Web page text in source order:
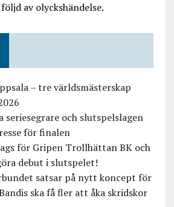
av olyckshändelse.
– tre världsmästerskap
seriesegrare och slutspelslagen
för finalen
för Gripen Trollhättan BK och
debut i slutspelet!
satsar på nytt koncept för
ska få fler att åka skridskor